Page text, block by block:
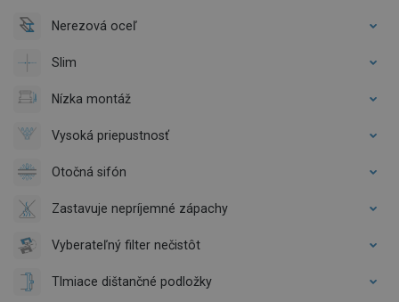
Nerezová oceľ
Slim
Nízka montáž
Vysoká priepustnosť
Otočná sifón
Zastavuje nepríjemné zápachy
Vyberateľný filter nečistôt
Tlmiace dištančné podložky